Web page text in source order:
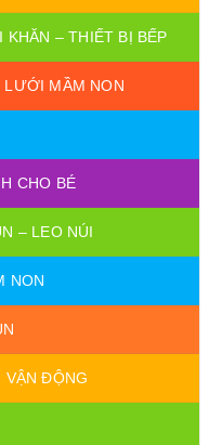
KHĂN – THIẾT BỊ BẾP
MẦM NON
CHO BÉ
– LEO NÚI
NON
ĐỘNG